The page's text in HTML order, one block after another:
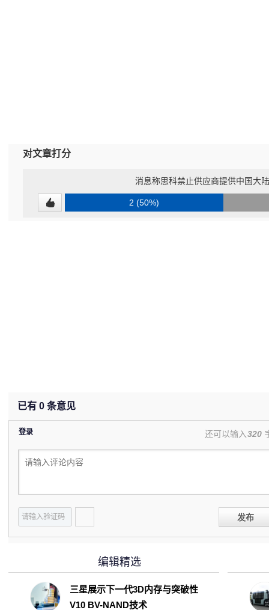
对文章打分
消息称思科禁止供应商提供中国大
2 (50%)
已有 0 条意见
登录 还可以输入320
发布
编辑精选
三星展示下一代3D内存与突破性
V10 BV-NAND技术